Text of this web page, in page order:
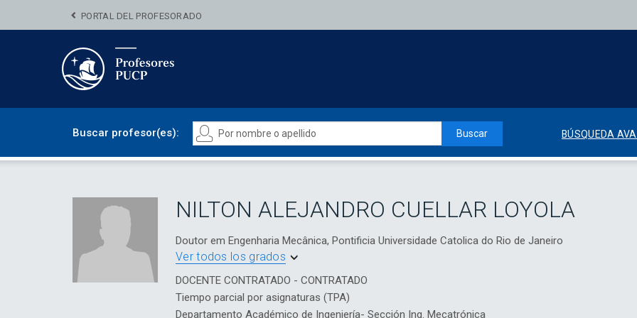
PORTAL DEL PROFESORADO
Buscar profesor(es): Buscar BÚSQUEDA
NILTON ALEJANDRO CUELLAR LOYOLA
Doutor em Engenharia Mecânica, Pontificia Universidade Catolica do Rio de Janeiro
Ver todos los grados
DOCENTE CONTRATADO - CONTRATADO
Tiempo parcial por asignaturas (TPA)
Departamento Académico de Ingeniería- Sección Ing. Mecatrónica